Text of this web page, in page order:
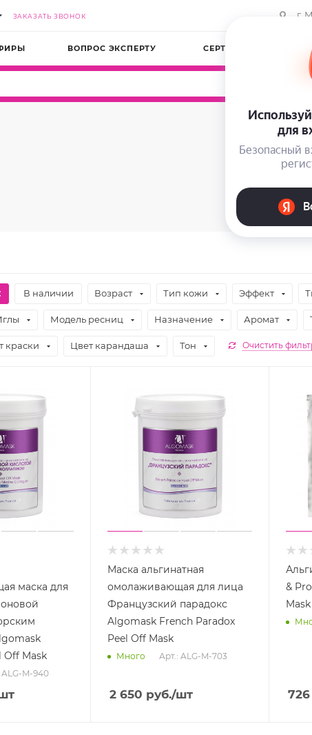
ЗАКАЗАТЬ ЗВОНОК г.
ВОПРОС ЭКСПЕРТУ СЕРТИФИКАТЫ
В наличии Возраст Тип кожи Эффект
Модель ресниц Назначение Аромат
краски Цвет карандаша Тон Очистить
маска для
Off Mask
ALG-M-940
Маска альгинатная
омолаживающая для лица
Французский парадокс
Algomask French Paradox
Peel Off Mask
Много Арт.: ALG-M-703
2 650 руб./шт
&
726